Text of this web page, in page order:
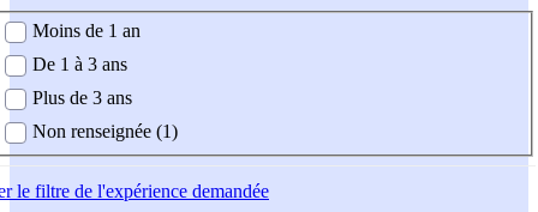
demandée
Moins de 1 an
De 1 à 3 ans
Plus de 3 ans
Non renseignée (1)
le filtre de l'expérience demandée